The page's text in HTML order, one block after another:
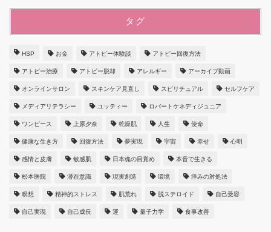
タグ
HSP お金 アトピー体験談 アトピー回復方法
アトピー治療 アトピー脱却 アレルギー アーカイブ動画
オンラインサロン スキンケア見直し スピリチュアル セルフケア
メディアリテラシー ユッティー ロバートケネディジュニア
ワンピース 上原夕奈 乾燥肌 人生 使命
健康な生き方 回復方法 夢実現 宇宙 幸せ 心明
感情と皮膚 敏感肌 日本魂の目覚め 本音で生きる
松本医院 潜在意識 現実創造 環境 痒みの対処法
瞑想 精神的ストレス 肌荒れ 脱ステロイド 自己受容
自己実現 自己成長 運 量子力学 食事改善